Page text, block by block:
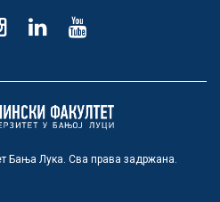
Бања Лука. Сва права задржана.